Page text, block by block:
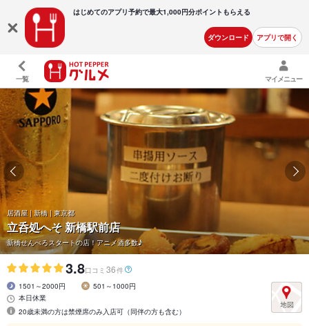
はじめてのアプリ予約で最大1,000円分ポイントもらえる
ダウンロード アプリで開く
一覧 マイメニュー
居酒屋 | 新橋 | 東京都
立呑処へそ 新橋駅前店
新橋せんべろスタートの店！アニメ酒多数♪
3.8口コミ 36件
1501～2000円
501～1000円
本日休業
20歳未満の方は禁煙席のみ入店可（同伴の方も含む）